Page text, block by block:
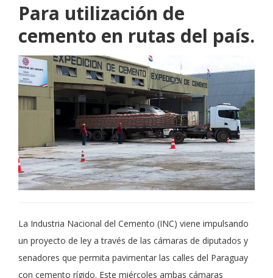
Para utilización de
cemento en rutas del país.
La Industria Nacional del Cemento (INC) viene impulsando
un proyecto de ley a través de las cámaras de diputados y
senadores que permita pavimentar las calles del Paraguay
con cemento rígido. Este miércoles ambas cámaras